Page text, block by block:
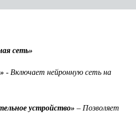
сеть»
- Включает нейронную сеть на
устройство» – Позволяет